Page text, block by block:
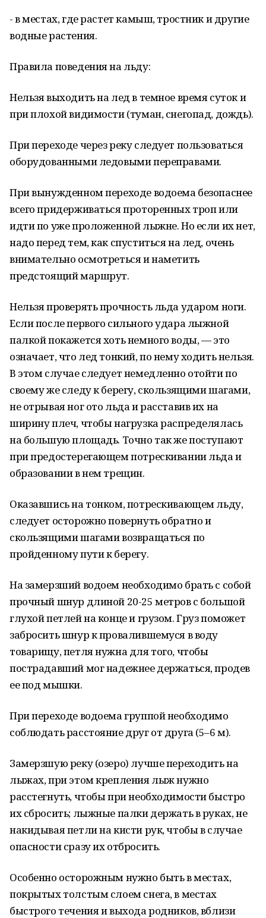
- в местах, где растет камыш, тростник и другие
водные растения.
Правила поведения на льду:
Нельзя выходить на лед в темное время суток и
при плохой видимости (туман, снегопад, дождь).
При переходе через реку следует пользоваться
оборудованными ледовыми переправами.
При вынужденном переходе водоема безопаснее
всего придерживаться проторенных троп или
идти по уже проложенной лыжне. Но если их нет,
надо перед тем, как спуститься на лед, очень
внимательно осмотреться и наметить
предстоящий маршрут.
Нельзя проверять прочность льда ударом ноги.
Если после первого сильного удара лыжной
палкой покажется хоть немного воды, — это
означает, что лед тонкий, по нему ходить нельзя.
В этом случае следует немедленно отойти по
своему же следу к берегу, скользящими шагами,
не отрывая ног ото льда и расставив их на
ширину плеч, чтобы нагрузка распределялась
на большую площадь. Точно так же поступают
при предостерегающем потрескивании льда и
образовании в нем трещин.
Оказавшись на тонком, потрескивающем льду,
следует осторожно повернуть обратно и
скользящими шагами возвращаться по
пройденному пути к берегу.
На замерзший водоем необходимо брать с собой
прочный шнур длиной 20-25 метров с большой
глухой петлей на конце и грузом. Груз поможет
забросить шнур к провалившемуся в воду
товарищу, петля нужна для того, чтобы
пострадавший мог надежнее держаться, продев
ее под мышки.
При переходе водоема группой необходимо
соблюдать расстояние друг от друга (5–6 м).
Замерзшую реку (озеро) лучше переходить на
лыжах, при этом крепления лыж нужно
расстегнуть, чтобы при необходимости быстро
их сбросить; лыжные палки держать в руках, не
накидывая петли на кисти рук, чтобы в случае
опасности сразу их отбросить.
Особенно осторожным нужно быть в местах,
покрытых толстым слоем снега, в местах
быстрого течения и выхода родников, вблизи